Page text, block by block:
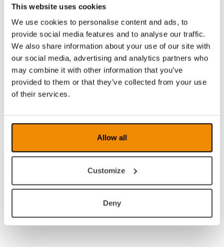
This website uses cookies
We use cookies to personalise content and ads, to
provide social media features and to analyse our traffic.
We also share information about your use of our site with
our social media, advertising and analytics partners who
may combine it with other information that you’ve
provided to them or that they’ve collected from your use
of their services.
Allow all
Customize
Deny
Bruksanvisning MagniLink PCViewer
Bruksanvisning MagniLink MacViewer
Bruksanvisning MagniLink ChromeViewer
Bruksanvisning MagniLink Viewer– iPad
Söker du dokument på andra språk är du
välkommen att kontakta oss.
Dealer Zone
Logga in
Som återförsäljare av våra produkter kan du hitta
mer information, exempelvis högupplösta bilder, om
du loggar in i i Dealer Zone. Kontakta
för att få inloggningsuppgifter.